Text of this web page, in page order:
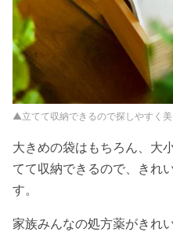
▲立てて収納できるので探しやすく美
大きめの袋はもちろん、大
てて収納できるので、きれ
す。
家族みんなの処方薬がきれ